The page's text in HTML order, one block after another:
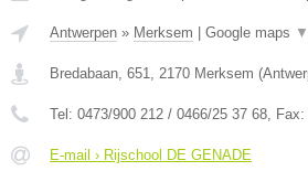
Antwerpen » Merksem Google maps ▼
Bredabaan, 651, 2170 Merksem (
Tel: 0473/900 212 / 0466/25 37 68, Fax:
E-mail › Rijschool DE GENADE